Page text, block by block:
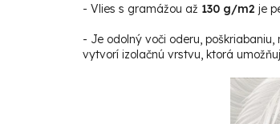
- Vlies s gramážou až 130 g/m2 je
- Je odolný voči oderu,
vytvorí izolačnú vrstvu, ktorá